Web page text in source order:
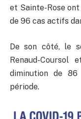
et Sainte-Rose
de 96 cas actifs
De son côté, le
Renaud-Coursol
diminution de
période.